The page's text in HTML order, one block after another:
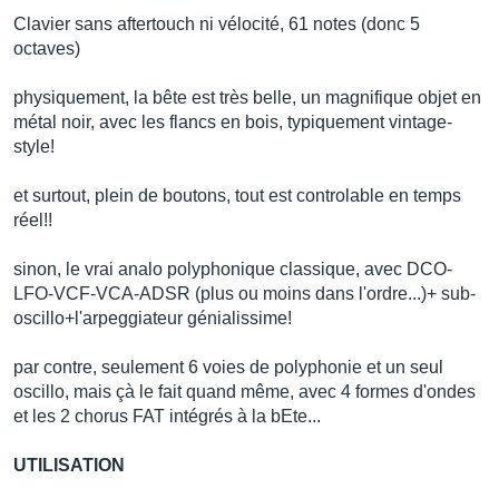
Clavier sans aftertouch ni vélocité, 61 notes (donc 5
octaves)
physiquement, la bête est très belle, un magnifique objet en
métal noir, avec les flancs en bois, typiquement vintage-
style!
et surtout, plein de boutons, tout est controlable en temps
réel!!
sinon, le vrai analo polyphonique classique, avec DCO-
LFO-VCF-VCA-ADSR (plus ou moins dans l'ordre...)+ sub-
oscillo+l'arpeggiateur génialissime!
par contre, seulement 6 voies de polyphonie et un seul
oscillo, mais çà le fait quand même, avec 4 formes d'ondes
et les 2 chorus FAT intégrés à la bEte...
UTILISATION